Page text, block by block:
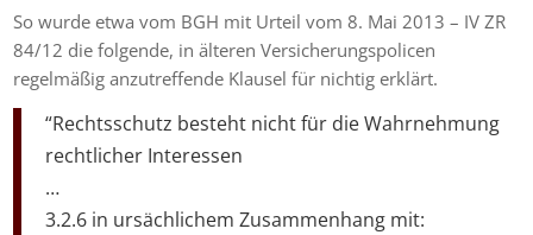
So wurde etwa vom BGH mit Urteil vom 8. Mai 2013 – IV ZR
84/12 die folgende, in älteren Versicherungspolicen
regelmäßig anzutreffende Klausel für nichtig erklärt.
“Rechtsschutz besteht nicht für die Wahrnehmung
rechtlicher Interessen
…
3.2.6 in ursächlichem Zusammenhang mit: